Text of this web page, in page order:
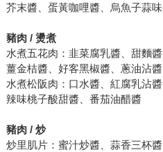
芥末醬、蛋黃咖哩醬、烏魚子蒜
豬肉 / 燙煮
水煮五花肉：韭菜腐乳醬、甜麵
薑金桔醬、好客黑椒醬、蔥油沾
水煮松阪肉：口水醬、紅腐乳沾
辣味桃子酸甜醬、番茄油醋醬
豬肉 / 炒
炒里肌片：蜜汁炒醬、蒜香三杯